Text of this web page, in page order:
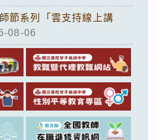
節系列「雲支持線上講
08-06